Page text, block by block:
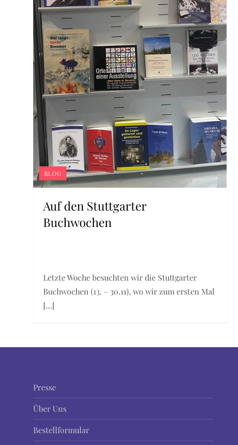
BLOG
Auf den Stuttgarter
Buchwochen
Letzte Woche besuchten wir die Stuttgarter
Buchwochen (13. – 30.11), wo wir zum ersten Mal
[…]
Presse
Über Uns
Bestellformular